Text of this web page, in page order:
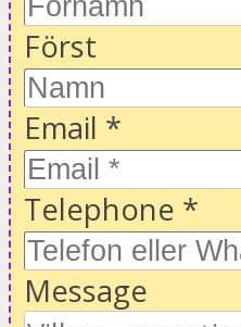
Först
Email *
Telephone *
Message